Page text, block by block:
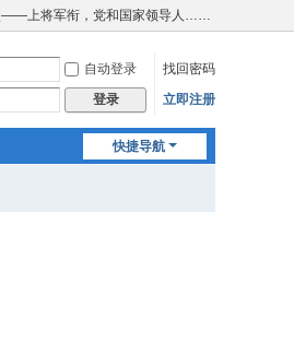
——上将军衔，党和国家领导人……
自动登录
找回密码
登录 立即注册
快捷导航